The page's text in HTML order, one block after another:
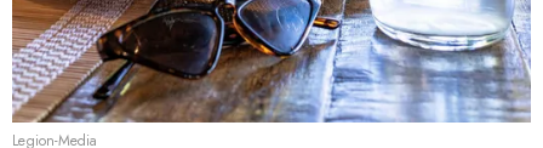
Legion-Media